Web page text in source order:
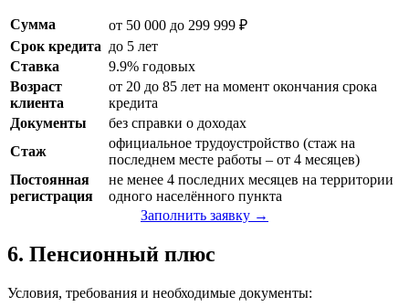
Сумма
от 50 000 до 299 999 ₽
Срок кредита до 5 лет
Ставка
9.9% годовых
Возраст
клиента
от 20 до 85 лет на момент окончания срока
кредита
Документы
без справки о доходах
Стаж
официальное трудоустройство (стаж на
последнем месте работы – от 4 месяцев)
Постоянная
регистрация
не менее 4 последних месяцев на территории
одного населённого пункта
Заполнить заявку →
6. Пенсионный плюс
Условия, требования и необходимые документы: